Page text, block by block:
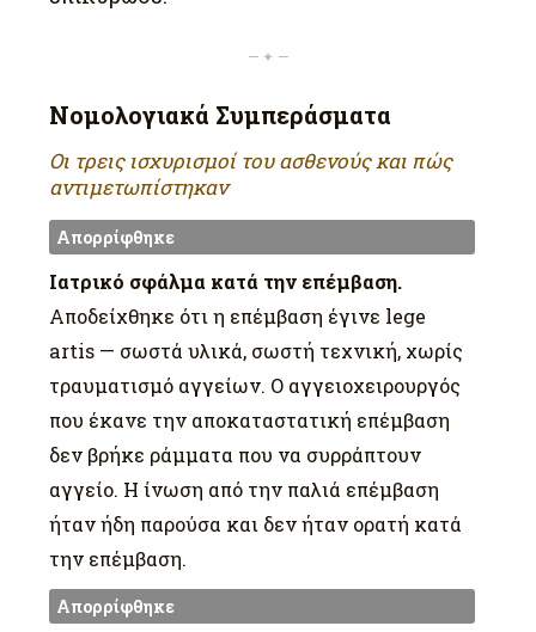
— ✦ —
Νομολογιακά Συμπεράσματα
Οι τρεις ισχυρισμοί του ασθενούς και πώς
αντιμετωπίστηκαν
Απορρίφθηκε
Ιατρικό σφάλμα κατά την επέμβαση.
Αποδείχθηκε ότι η επέμβαση έγινε lege
artis — σωστά υλικά, σωστή τεχνική, χωρίς
τραυματισμό αγγείων. Ο αγγειοχειρουργός
που έκανε την αποκαταστατική επέμβαση
δεν βρήκε ράμματα που να συρράπτουν
αγγείο. Η ίνωση από την παλιά επέμβαση
ήταν ήδη παρούσα και δεν ήταν ορατή κατά
την επέμβαση.
Απορρίφθηκε